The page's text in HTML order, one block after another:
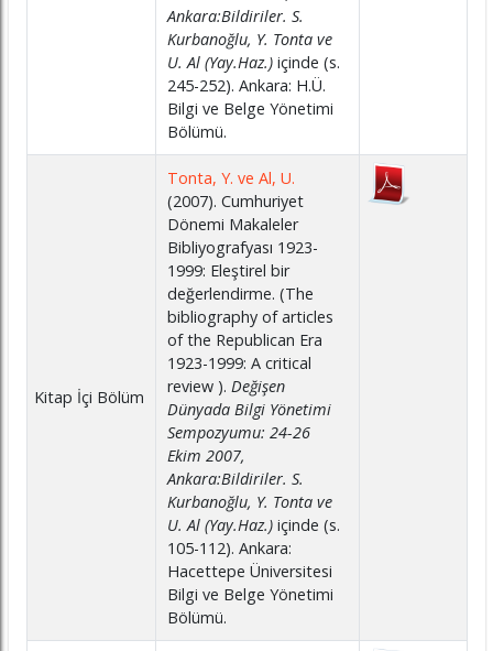
Ankara:Bildiriler. S.
Kurbanoğlu, Y. Tonta ve
U. Al (Yay.Haz.)içinde (s.
245-252). Ankara: H.Ü.
Bilgi ve Belge Yönetimi
Bölümü.
Kitap İçi Bölüm
Tonta, Y. ve Al, U.
(2007). Cumhuriyet
Dönemi Makaleler
Bibliyografyası 1923-
1999: Eleştirel bir
değerlendirme. (The
bibliography of articles
of the Republican Era
1923-1999: A critical
review ). Değişen
Dünyada Bilgi Yönetimi
Sempozyumu: 24-26
Ekim 2007,
Ankara:Bildiriler. S.
Kurbanoğlu, Y. Tonta ve
U. Al (Yay.Haz.)içinde (s.
105-112). Ankara:
Hacettepe Üniversitesi
Bilgi ve Belge Yönetimi
Bölümü.